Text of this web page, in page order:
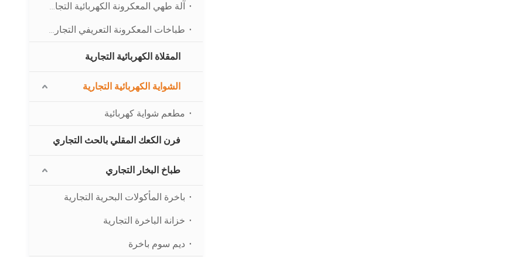
آلة طهي المعكرونة الكهربائية التجارية
طباخات المعكرونة التعريفي التجارية
المقلاة الكهربائية التجارية
الشواية الكهربائية التجارية
مطعم شواية كهربائية
فرن الكعك المقلي بالحث التجاري
طباخ البخار التجاري
باخرة المأكولات البحرية التجارية
خزانة الباخرة التجارية
ديم سوم باخرة